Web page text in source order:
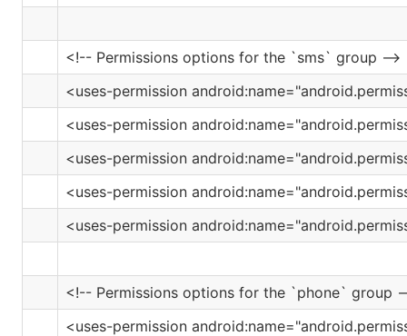
<!-- Permissions options for the `sms` group -->
<uses-permission
<uses-permission
<uses-permission
<uses-permission
<uses-permission
<!-- Permissions options for the `phone` group
<uses-permission